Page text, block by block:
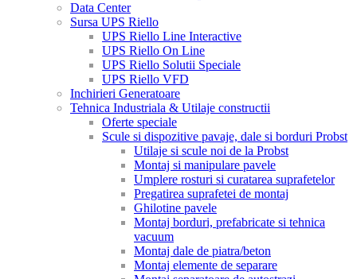
Data Center
Sursa UPS Riello
UPS Riello Line Interactive
UPS Riello On Line
UPS Riello Solutii Speciale
UPS Riello VFD
Inchirieri Generatoare
Tehnica Industriala & Utilaje constructii
Oferte speciale
Scule si dispozitive pavaje, dale si borduri Probst
Utilaje si scule noi de la Probst
Montaj si manipulare pavele
Umplere rosturi si curatarea suprafetelor
Pregatirea suprafetei de montaj
Ghilotine pavele
Montaj borduri, prefabricate si tehnica
vacuum
Montaj dale de piatra/beton
Montaj elemente de separare